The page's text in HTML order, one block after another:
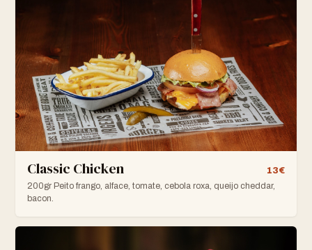
Classic Chicken
13€
200gr Peito frango, alface, tomate, cebola roxa, queijo cheddar,
bacon.